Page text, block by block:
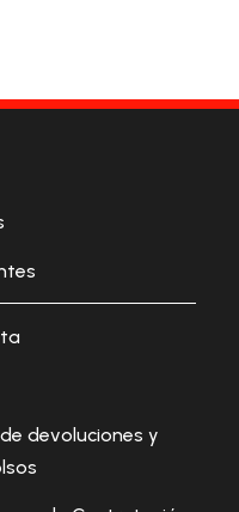
devoluciones y